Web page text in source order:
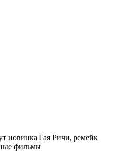
новинка Гая Ричи, ремейк
фильмы